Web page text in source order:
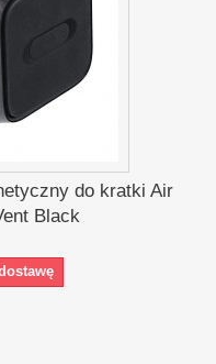
do kratki Air
Black